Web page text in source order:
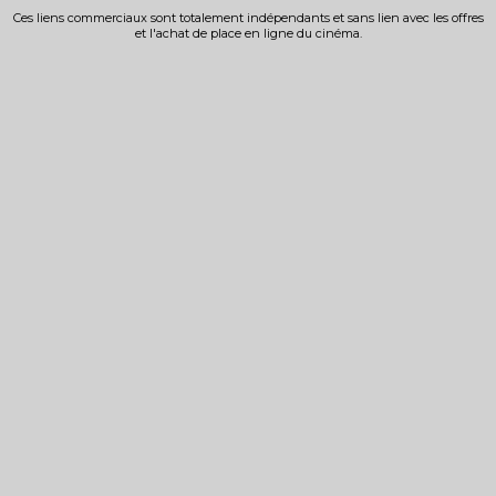
Ces liens commerciaux sont totalement indépendants et sans lien avec les offres
et l'achat de place en ligne du cinéma.